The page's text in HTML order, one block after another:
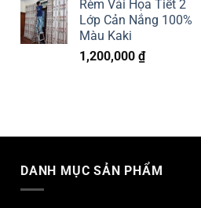
Rèm Vải Họa Tiết 2
Lớp Cản Nắng 100%
Màu Kaki
1,200,000 ₫
DANH MỤC SẢN PHẨM